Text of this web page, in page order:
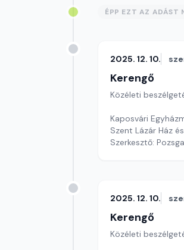
ÉPP EZT AZ ADÁST
2025. 12. 10.
Kerengő
Közéleti
Kaposvári
Szent Lázár Ház
Szerkesztő:
2025. 12. 10.
Kerengő
Közéleti